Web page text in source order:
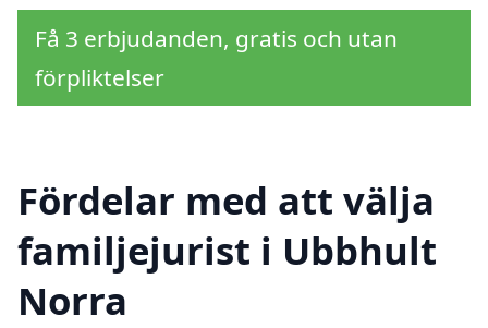
Få 3 erbjudanden, gratis och utan
förpliktelser
Fördelar med att välja
familjejurist i Ubbhult
Norra